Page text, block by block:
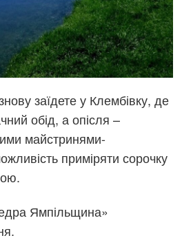
заїдете у Клембівку, де
обід, а опісля –
майстринями-
приміряти сорочку
Ямпільщина»